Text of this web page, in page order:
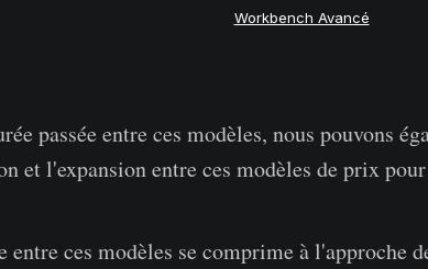
Workbench Avancé
passée entre ces modèles, nous pouvons
et l'expansion entre ces modèles de prix
entre ces modèles se comprime à l'approche